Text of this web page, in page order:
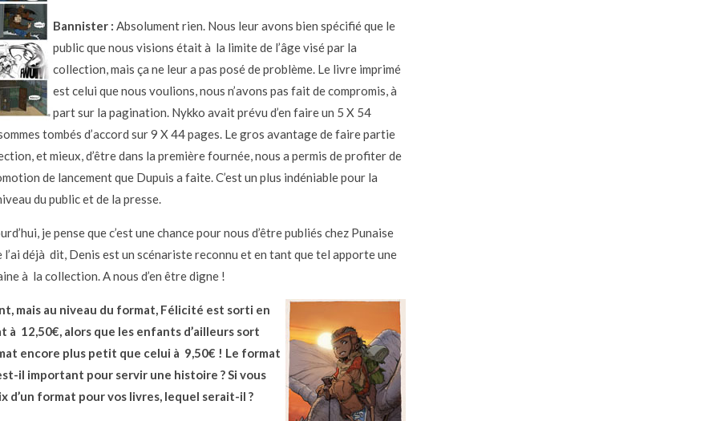
Bannister : Absolument rien. Nous leur avons bien spécifié que le
public que nous visions était à la limite de l’âge visé par la
collection, mais ça ne leur a pas posé de problème. Le livre imprimé
est celui que nous voulions, nous n’avons pas fait de compromis, à
part sur la pagination. Nykko avait prévu d’en faire un 5 X 54
tombés d’accord sur 9 X 44 pages. Le gros avantage de faire partie
et mieux, d’être dans la première fournée, nous a permis de profiter de
de lancement que Dupuis a faite. C’est un plus indéniable pour la
du public et de la presse.
je pense que c’est une chance pour nous d’être publiés chez Punaise
l’ai déjà dit, Denis est un scénariste reconnu et en tant que tel apporte une
à la collection. A nous d’en être digne !
mais au niveau du format, Félicité est sorti en
à 12,50€, alors que les enfants d’ailleurs sort
encore plus petit que celui à 9,50€ ! Le format
il important pour servir une histoire ? Si vous
d’un format pour vos livres, lequel serait-il ?